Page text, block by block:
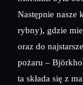
Następnie nasze
rybny), gdzie
oraz do
pożaru –
ta składa się z